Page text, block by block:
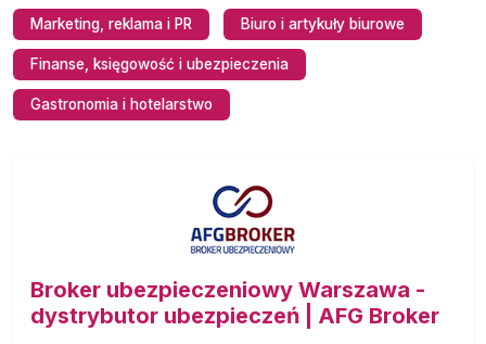
Marketing, reklama i PR Biuro i artykuły biurowe
Finanse, księgowość i ubezpieczenia
Gastronomia i hotelarstwo
Broker ubezpieczeniowy Warszawa -
dystrybutor ubezpieczeń | AFG Broker